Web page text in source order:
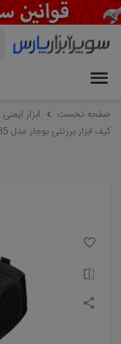
صفحه نخست ابزار
کیف ابزار برزنتی بوجار مدل 5535 با بند سر دوشی